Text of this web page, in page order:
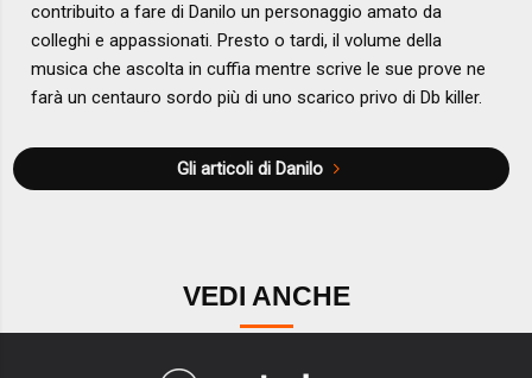
contribuito a fare di Danilo un personaggio amato da
colleghi e appassionati. Presto o tardi, il volume della
musica che ascolta in cuffia mentre scrive le sue prove ne
farà un centauro sordo più di uno scarico privo di Db killer.
Gli articoli di Danilo
VEDI ANCHE